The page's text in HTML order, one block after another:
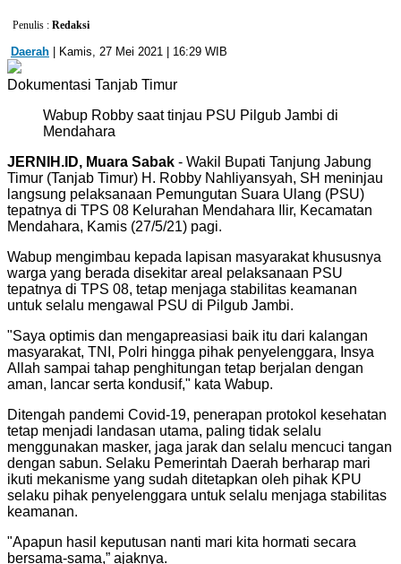
Penulis : Redaksi
Daerah | Kamis, 27 Mei 2021 | 16:29 WIB
Dokumentasi Tanjab Timur
Wabup Robby saat tinjau PSU Pilgub Jambi di
Mendahara
JERNIH.ID, Muara Sabak - Wakil Bupati Tanjung Jabung
Timur (Tanjab Timur) H. Robby Nahliyansyah, SH meninjau
langsung pelaksanaan Pemungutan Suara Ulang (PSU)
tepatnya di TPS 08 Kelurahan Mendahara Ilir, Kecamatan
Mendahara, Kamis (27/5/21) pagi.
Wabup mengimbau kepada lapisan masyarakat khususnya
warga yang berada disekitar areal pelaksanaan PSU
tepatnya di TPS 08, tetap menjaga stabilitas keamanan
untuk selalu mengawal PSU di Pilgub Jambi.
"Saya optimis dan mengapreasiasi baik itu dari kalangan
masyarakat, TNI, Polri hingga pihak penyelenggara, Insya
Allah sampai tahap penghitungan tetap berjalan dengan
aman, lancar serta kondusif," kata Wabup.
Ditengah pandemi Covid-19, penerapan protokol kesehatan
tetap menjadi landasan utama, paling tidak selalu
menggunakan masker, jaga jarak dan selalu mencuci tangan
dengan sabun. Selaku Pemerintah Daerah berharap mari
ikuti mekanisme yang sudah ditetapkan oleh pihak KPU
selaku pihak penyelenggara untuk selalu menjaga stabilitas
keamanan.
"Apapun hasil keputusan nanti mari kita hormati secara
bersama-sama,” ajaknya.